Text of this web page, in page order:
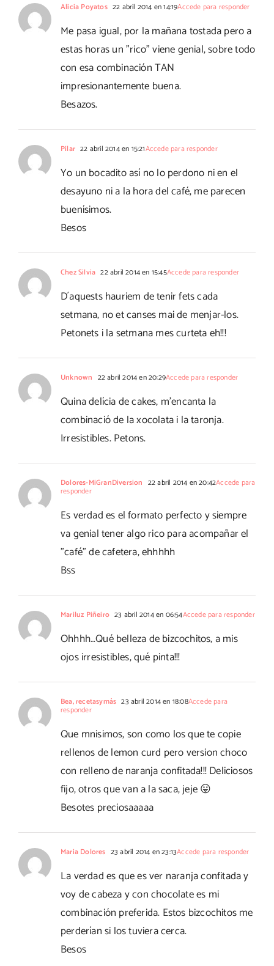
Alicia Poyatos 22 abril 2014 en 14:19Accede para responder
Me pasa igual, por la mañana tostada pero a
estas horas un "rico" viene genial, sobre todo
con esa combinación TAN
impresionantemente buena.
Besazos.
Pilar 22 abril 2014 en 15:21Accede para responder
Yo un bocadito así no lo perdono ni en el
desayuno ni a la hora del café, me parecen
buenísimos.
Besos
Chez Silvia 22 abril 2014 en 15:45Accede para responder
D´aquests hauriem de tenir fets cada
setmana, no et canses mai de menjar-los.
Petonets i la setmana mes curteta eh!!!
Unknown 22 abril 2014 en 20:29Accede para responder
Quina delícia de cakes, m'encanta la
combinació de la xocolata i la taronja.
Irresistibles. Petons.
Dolores-MiGranDiversion 22 abril 2014 en 20:42Accede para
responder
Es verdad es el formato perfecto y siempre
va genial tener algo rico para acompañar el
"café" de cafetera, ehhhhh
Bss
Mariluz Piñeiro 23 abril 2014 en 06:54Accede para responder
Ohhhh…Qué belleza de bizcochitos, a mis
ojos irresistibles, qué pinta!!!
Bea, recetasymás 23 abril 2014 en 18:08Accede para
responder
Que mnisimos, son como los que te copie
rellenos de lemon curd pero version choco
con relleno de naranja confitada!!! Deliciosos
fijo, otros que van a la saca, jeje 😛
Besotes preciosaaaaa
Maria Dolores 23 abril 2014 en 23:13Accede para responder
La verdad es que es ver naranja confitada y
voy de cabeza y con chocolate es mi
combinación preferida. Estos bizcochitos me
perderían si los tuviera cerca.
Besos